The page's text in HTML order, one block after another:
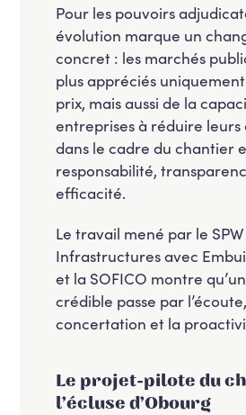
Pour les pouvoirs
évolution marque un
concret : les marchés
plus appréciés
prix, mais aussi de la
entreprises à réduire leurs
dans le cadre du chantier
responsabilité,
efficacité.
Le travail mené par le
Infrastructures avec
et la SOFICO montre
crédible passe par
concertation et la
Le projet-pilote du
l’écluse d’Obourg